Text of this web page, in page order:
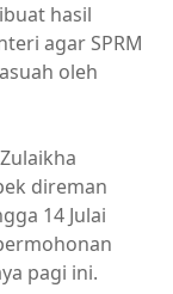
hasil
agar SPRM
oleh
direman
14 Julai
pagi ini.